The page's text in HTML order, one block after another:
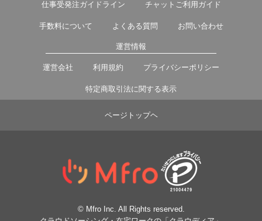
仕事受発注ガイドライン チャットご利用ガイド
手数料について よくある質問 お問い合わせ
運営情報
運営会社 利用規約 プライバシーポリシー
特定商取引法に関する表示
ページトップヘ
© Mfro Inc. All Rights reserved.